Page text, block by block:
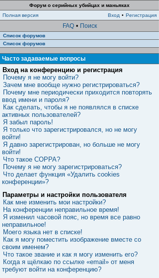
Форум о серийных убийцах и маньяках
Полная версия
Вход • Регистрация
FAQ • Поиск
Список форумов
Список форумов
Часто задаваемые вопросы
Вход на конференцию и регистрация
Почему я не могу войти?
Зачем мне вообще нужно регистрироваться?
Почему мне периодически приходится повторять
ввод имени и пароля?
Как сделать, чтобы я не появлялся в списке
активных пользователей?
Я забыл пароль!
Я только что зарегистрировался, но не могу
войти!
Я давно зарегистрирован, но больше не могу
войти!
Что такое COPPA?
Почему я не могу зарегистрироваться?
Что делает функция «Удалить cookies
конференции»?
Параметры и настройки пользователя
Как мне изменить мои настройки?
На конференции неправильное время!
Я изменил часовой пояс, но время все равно
неправильное!
Моего языка нет в списке!
Как я могу поместить изображение вместе со
своим именем?
Что такое звание и как я могу изменить его?
Когда я щёлкаю по ссылке «email» от меня
требуют войти на конференцию?